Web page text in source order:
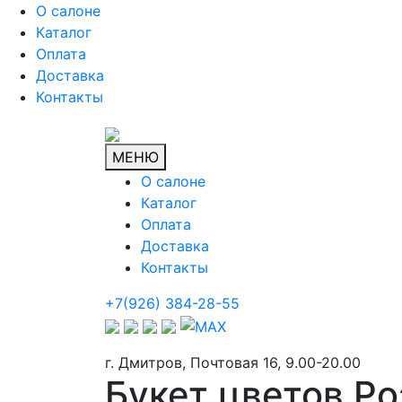
О салоне
Каталог
Оплата
Доставка
Контакты
МЕНЮ
О салоне
Каталог
Оплата
Доставка
Контакты
+7(926) 384-28-55
г. Дмитров, Почтовая 16, 9.00-20.00